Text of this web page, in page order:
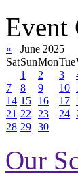
Event
« June 2025
SatSunMonTue
1
2 3
7
8 9 10
14 15 16 17
21 22 23 24
28 29 30
Our